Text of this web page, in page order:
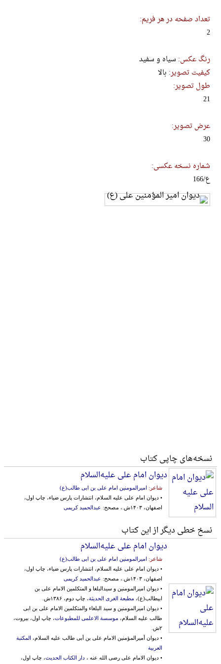
تعداد صفحه در هر فریم:
2
رنگ عکس: سیاه و سفید
کیفیت تصویر: بالا
طول تصویر:
21
عرض تصویر:
30
شماره نسخه عکسی:
ع/166
نسخه‌های چاپی کتاب
دیوان امام علی علیه‌‌السلام‌
شاعر: امیرالمومنین امام علی بن ابی طالب(ع)
• دیوان امام علی علیه السلام، انتشارات پارس ضیاء، چاپ اول،
اصفهان، ۱۴۰۳ش.، مصحح:
عبدالحمید کریمی
نسخ خطی دیگر از این کتاب
دیوان امام علی علیه‌‌السلام‌
شاعر: امیرالمومنین امام علی بن ابی طالب(ع)
• دیوان امام علی علیه السلام، انتشارات پارس ضیاء، چاپ اول،
اصفهان، ۱۴۰۳ش.، مصحح:
عبدالحمید کریمی
• دیوان امیرالمومنین و سیدالبلغا و المتکلمین الامام علی بن
ابیطالب(ع)، مطبعة الغری الحدیثة، چاپ دوم، ۱۳۸۶ش.
• دیوان امیرالمومنین و سید البلغاء والمتکلمین الامام علی بن ابی
طالب علیه السلام، موسسة الاعلمی للمطبوعات، چاپ اول، بیروت،
۲ش.
• دیوان أمیرالمؤمنین الامام علی بن أبی طالب علیه السلام، المکتبة
العربیة
• دیوان الامام علی رضی الله عنه ، دار الکتاب الحدیث، چاپ اول،